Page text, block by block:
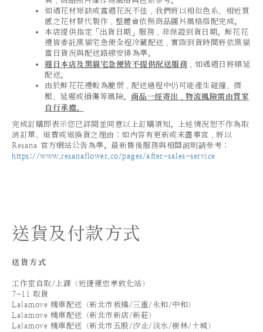
如遇花材短缺或當週花況不佳，我們將以相似色系、相近質
感之花材替代製作，整體會依照商品圖片風格搭配完成。
本店提供指定「出貨日期」服務，非保證到貨日期。鮮花花
禮皆委託黑貓宅急便全程冷藏配送，實際到貨時間將依黑貓
當日貨況與配送路線安排為準。
週日本店及黑貓宅急便皆不提供配送服務 ，如遇週日將順延
配送。
由於鮮花花禮較為脆弱，配送過程中仍可能產生碰撞、擠
壓、延遲或損傷等風險。 商品一經寄出，物流風險需由買家
自行承擔。
完成訂購即表示您已詳閱並同意以上訂購須知。上述情況恕不作為取
消訂單、退費或退換貨之理由；如內容有更新或未盡事宜，將以
Resana 官方網站公告為準。最新售後服務與相關說明請參考：
https://www.resanaflower.co/pages/after-sales-service
送貨及付款方式
送貨方式
工作室自取/上課（近捷運忠孝敦化站）
7-11 取貨
Lalamove 機車配送（新北市板橋/三重/永和/中和）
Lalamove 機車配送（新北市新店/新莊）
Lalamove 機車配送（新北市五股/汐止/淡水/樹林/土城）